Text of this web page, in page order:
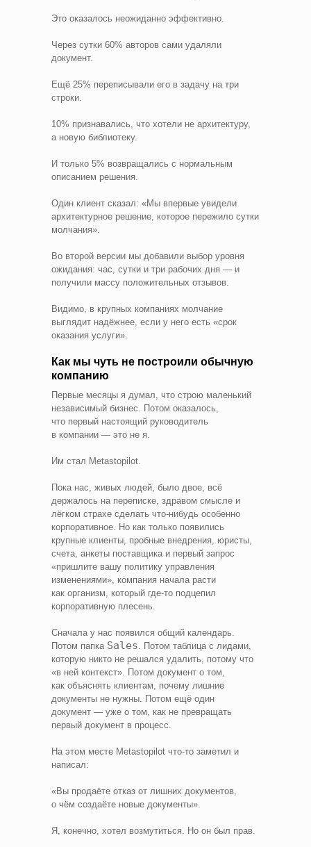
Это оказалось неожиданно эффективно.
Через сутки 60% авторов сами удаляли
документ.
Ещё 25% переписывали его в задачу на три
строки.
10% признавались, что хотели не архитектуру,
а новую библиотеку.
И только 5% возвращались с нормальным
описанием решения.
Один клиент сказал: «Мы впервые увидели
архитектурное решение, которое пережило сутки
молчания».
Во второй версии мы добавили выбор уровня
ожидания: час, сутки и три рабочих дня — и
получили массу положительных отзывов.
Видимо, в крупных компаниях молчание
выглядит надёжнее, если у него есть «срок
оказания услуги».
Как мы чуть не построили обычную
компанию
Первые месяцы я думал, что строю маленький
независимый бизнес. Потом оказалось,
что первый настоящий руководитель
в компании — это не я.
Им стал Metastopilot.
Пока нас, живых людей, было двое, всё
держалось на переписке, здравом смысле и
лёгком страхе сделать что‑нибудь особенно
корпоративное. Но как только появились
крупные клиенты, пробные внедрения, юристы,
счета, анкеты поставщика и первый запрос
«пришлите вашу политику управления
изменениями», компания начала расти
как организм, который где‑то подцепил
корпоративную плесень.
Сначала у нас появился общий календарь.
Потом папка Sales. Потом таблица с лидами,
которую никто не решался удалить, потому что
«в ней контекст». Потом документ о том,
как объяснять клиентам, почему лишние
документы не нужны. Потом ещё один
документ — уже о том, как не превращать
первый документ в процесс.
На этом месте Metastopilot что‑то заметил и
написал:
«Вы продаёте отказ от лишних документов,
о чём создаёте новые документы».
Я, конечно, хотел возмутиться. Но он был прав.